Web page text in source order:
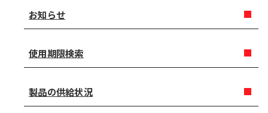
お知らせ
使用期限検索
製品の供給状況